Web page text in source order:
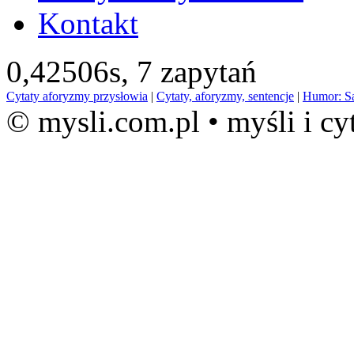
Kontakt
0,42506s, 7 zapytań
Cytaty aforyzmy przysłowia | Cytaty, aforyzmy, sentencje | Humor:
© mysli.com.pl • myśli i